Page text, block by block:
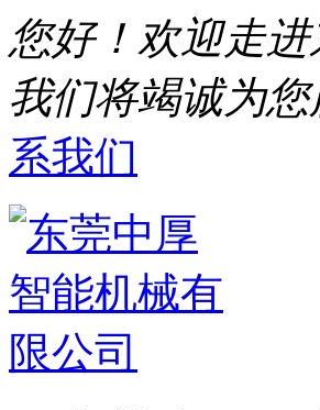
您好！欢迎走
我们将竭诚为您
系我们